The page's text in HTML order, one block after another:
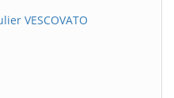
VESCOVATO